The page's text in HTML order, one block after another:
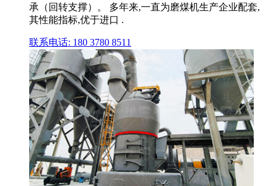
承（回转支撑）。 多年来,一直为磨煤机生产企业配套,
其性能指标,优于进口 .
联系电话: 180 3780 8511